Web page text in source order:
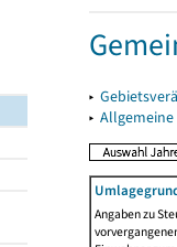
▸
▸
Angaben zu